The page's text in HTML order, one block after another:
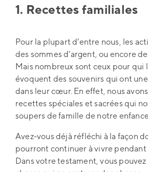
1. Recettes familiales
Pour la plupart d’entre nous, les
des sommes d’argent, ou encore
Mais nombreux sont ceux pour qui
évoquent des souvenirs qui ont
dans leur cœur. En effet, nous
recettes spéciales et sacrées qui
soupers de famille de notre
Avez-vous déjà réfléchi à la façon
pourront continuer à vivre pendant
Dans votre testament, vous